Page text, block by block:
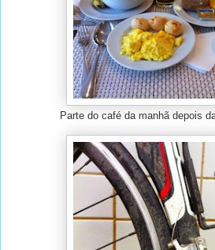
Parte do café da manhã depois